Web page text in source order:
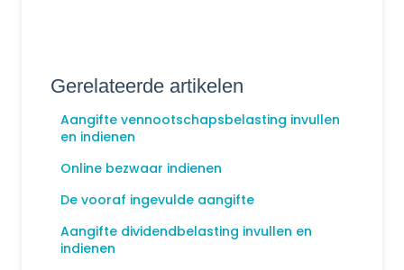
Gerelateerde artikelen
Aangifte vennootschapsbelasting invullen
en indienen
Online bezwaar indienen
De vooraf ingevulde aangifte
Aangifte dividendbelasting invullen en
indienen